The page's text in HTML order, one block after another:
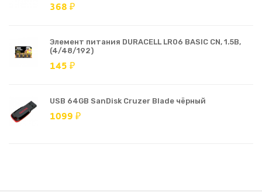
368 ₽
Элемент питания DURACELL LR06 BASIC CN, 1.5В,
(4/48/192)
145 ₽
USB 64GB SanDisk Cruzer Blade чёрный
1099 ₽